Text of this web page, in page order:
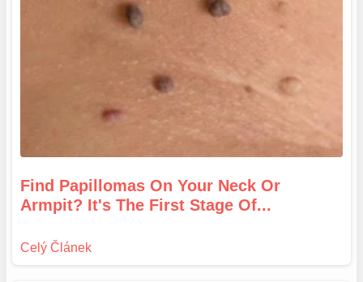
Find Papillomas On Your Neck Or
Armpit? It's The First Stage Of...